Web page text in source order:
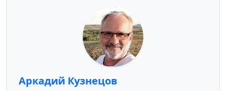
Аркадий Кузнецов